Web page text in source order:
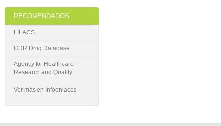
RECOMENDADOS
LILACS
CDR Drug Database
Agency for Healthcare
Research and Quality
Ver más en Infoenlaces